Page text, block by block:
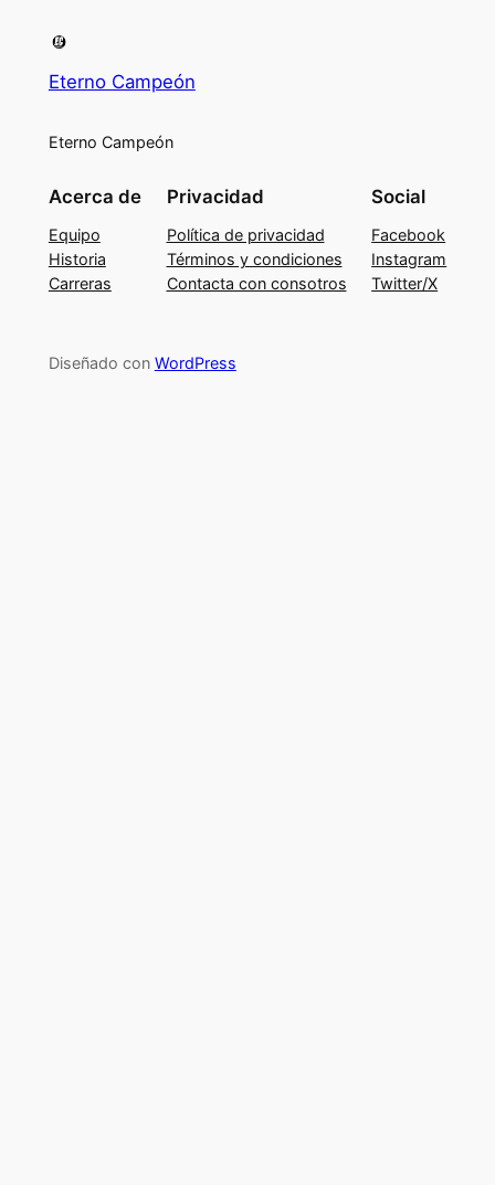
Eterno Campeón
Eterno Campeón
Acerca de
Equipo
Historia
Carreras
Privacidad
Política de privacidad
Términos y condiciones
Contacta con consotros
Social
Facebook
Instagram
Twitter/X
Diseñado con WordPress